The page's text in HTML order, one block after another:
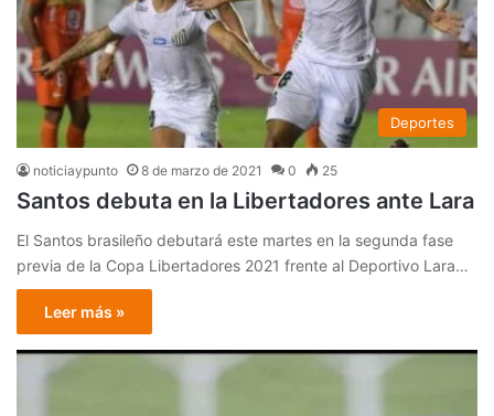
Deportes
noticiaypunto 8 de marzo de 2021 0 25
Santos debuta en la Libertadores ante Lara
El Santos brasileño debutará este martes en la segunda fase
previa de la Copa Libertadores 2021 frente al Deportivo Lara…
Leer más »